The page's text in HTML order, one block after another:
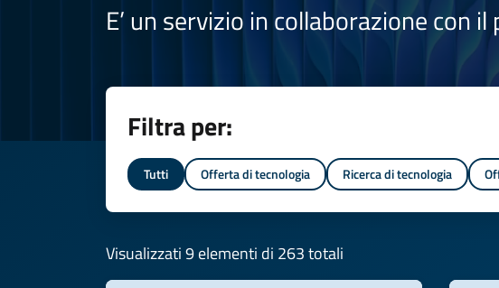
E’ un servizio in collaborazione con
Filtra per:
Tutti Offerta di tecnologia Ricerca di tecnologia
Visualizzati 9 elementi di 263 totali